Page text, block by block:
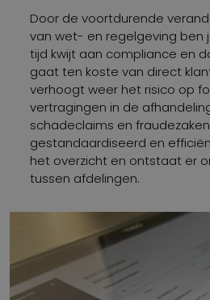
Door de voortdurende
van wet- en regelgeving ben
tijd kwijt aan compliance en
gaat ten koste van direct
verhoogt weer het risico op
vertragingen in de
schadeclaims en
gestandaardiseerd en
het overzicht en ontstaat er
tussen afdelingen.